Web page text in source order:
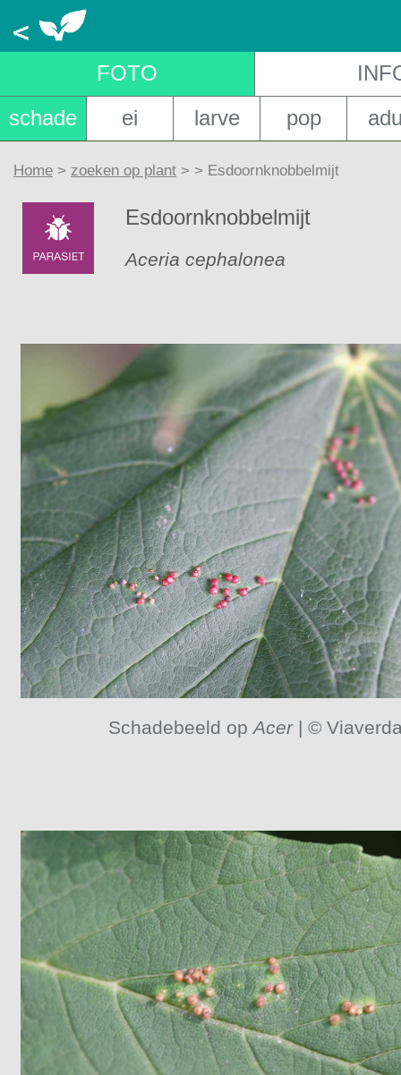
FOTO
schade
ei larve pop
Home > zoeken op plant > > Esdoornknobbelmijt
Esdoornknobbelmijt
Aceria cephalonea
Schadebeeld opAcer| ©